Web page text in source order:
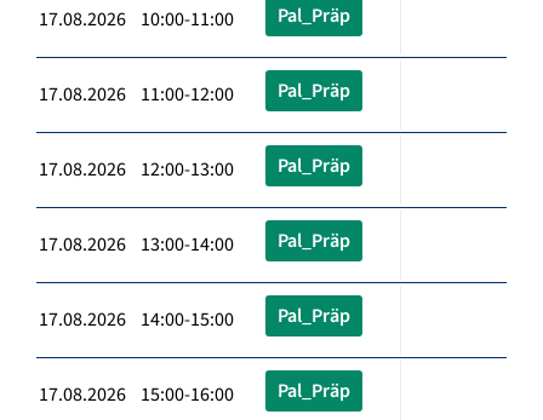
17.08.2026 10:00-11:00 Pal_Präp
17.08.2026 11:00-12:00 Pal_Präp
17.08.2026 12:00-13:00 Pal_Präp
17.08.2026 13:00-14:00 Pal_Präp
17.08.2026 14:00-15:00 Pal_Präp
17.08.2026 15:00-16:00 Pal_Präp